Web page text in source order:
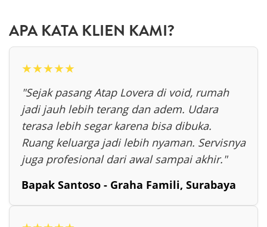
APA KATA KLIEN KAMI?
★★★★★
"Sejak pasang Atap Lovera di void, rumah
jadi jauh lebih terang dan adem. Udara
terasa lebih segar karena bisa dibuka.
Ruang keluarga jadi lebih nyaman. Servisnya
juga profesional dari awal sampai akhir."
Bapak Santoso - Graha Famili, Surabaya